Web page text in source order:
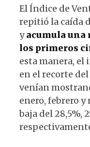
El Índice de
repitió la caída
yacumula una
los primeros
esta manera,
en el recorte
venían
enero, febrero
baja del 28,5%,